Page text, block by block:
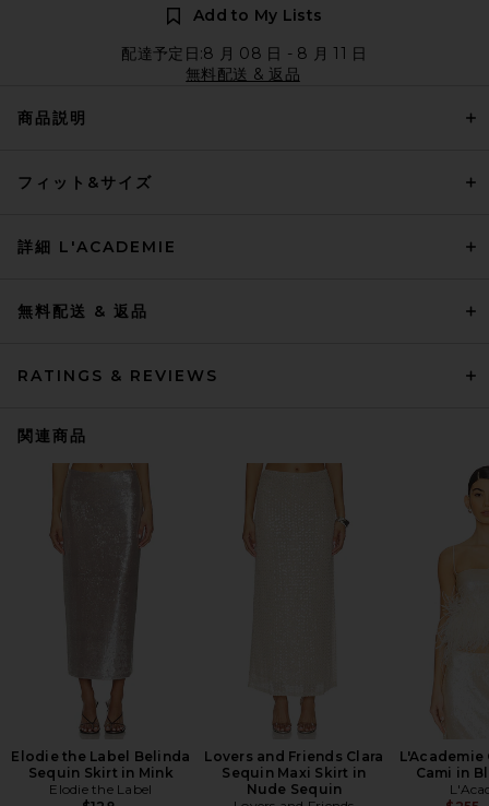
Add to My Lists
配達予定日:8 月 08 日 - 8 月 11 日
無料配送 & 返品
商品説明
フィット&サイズ
詳細 L'ACADEMIE
無料配送 & 返品
RATINGS & REVIEWS
関連商品
Elodie the Label Belinda
Sequin Skirt in Mink
Elodie the Label
Lovers and Friends Clara
Sequin Maxi Skirt in
Nude Sequin
L'Academie
Cami in